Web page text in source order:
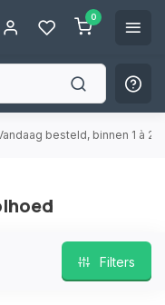
0
besteld, binnen 1 à 2
Filters